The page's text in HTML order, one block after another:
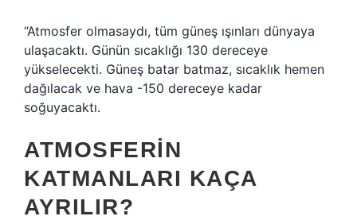
“Atmosfer olmasaydı, tüm güneş ışınları dünyaya
ulaşacaktı. Günün sıcaklığı 130 dereceye
yükselecekti. Güneş batar batmaz, sıcaklık hemen
dağılacak ve hava -150 dereceye kadar
soğuyacaktı.
ATMOSFERIN
KATMANLARI KAÇA
AYRILIR?